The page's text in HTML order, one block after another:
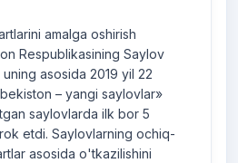
amalga oshirish
Respublikasining Saylov
asosida 2019 yil 22
– yangi saylovlar»
saylovlarda ilk bor 5
etdi. Saylovlarning ochiq-
asosida o'tkazilishini